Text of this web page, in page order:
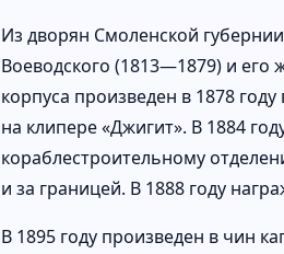
Из дворян Смоленской
Воеводского (1813—1879) и
корпуса произведен в 1878
на клипере «Джигит». В 1884
кораблестроительному
и за границей. В 1888 году
В 1895 году произведен в чин